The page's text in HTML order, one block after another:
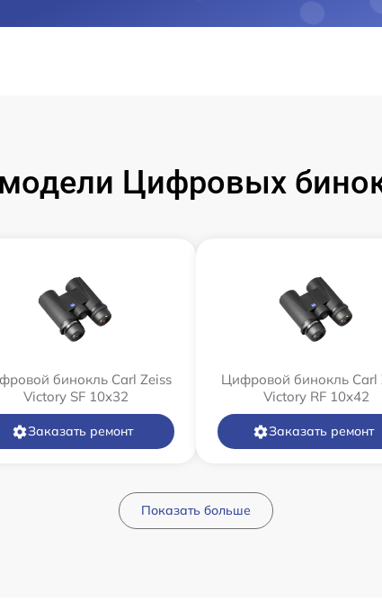
Цифровых
бинокль Carl Zeiss
Victory SF 10x32
Заказать ремонт
Цифровой бинокль Carl
Victory RF 10x42
Заказать ремонт
Показать больше